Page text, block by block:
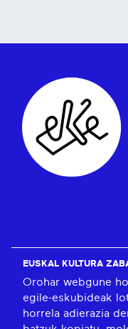
EUSKAL KULTURA
Orohar webgune
egile-eskubideak
horrela adierazia